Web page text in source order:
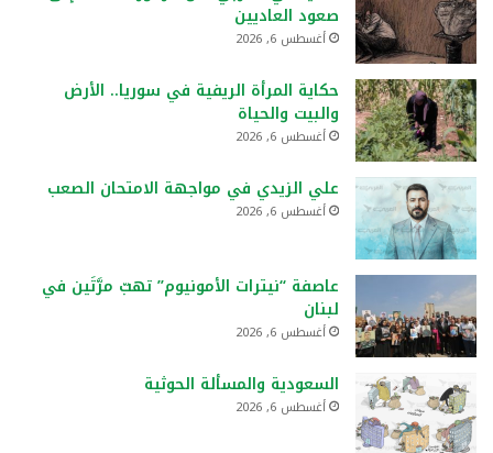
صعود العاديين
أغسطس 6, 2026
حكاية المرأة الريفية في سوريا.. الأرض
والبيت والحياة
أغسطس 6, 2026
علي الزيدي في مواجهة الامتحان الصعب
أغسطس 6, 2026
عاصفة “نيترات الأمونيوم” تهبّ مرَّتَين في
لبنان
أغسطس 6, 2026
السعودية والمسألة الحوثية
أغسطس 6, 2026